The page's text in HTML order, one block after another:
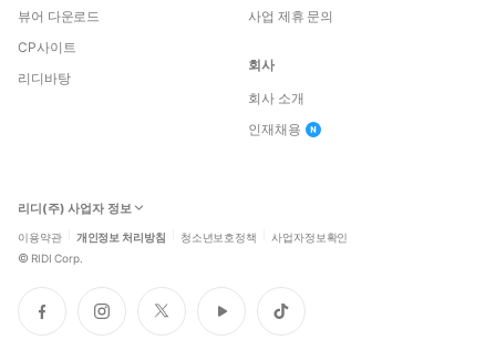
뷰어 다운로드
CP사이트
리디바탕
사업 제휴 문의
회사
회사 소개
인재채용
리디(주) 사업자 정보
이용약관 개인정보 처리방침 청소년보호정책 사업자정보확인
© RIDI Corp.
페
이
인
스
트
위
유
튜
틱
톡